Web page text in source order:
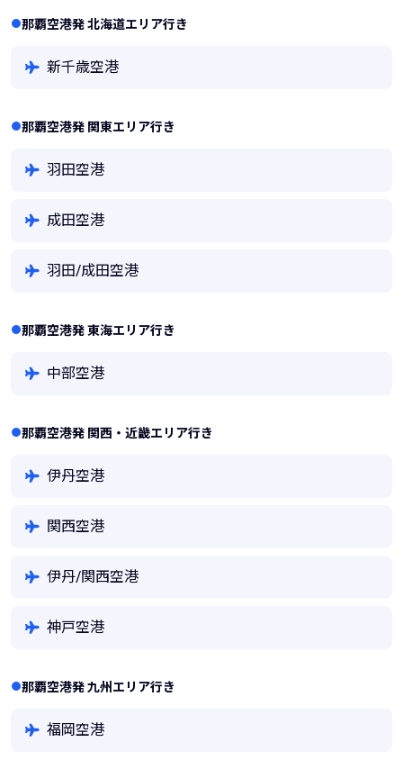
那覇空港発 北海道エリア行き
新千歳空港
那覇空港発 関東エリア行き
羽田空港
成田空港
羽田/成田空港
那覇空港発 東海エリア行き
中部空港
那覇空港発 関西・近畿エリア行き
伊丹空港
関西空港
伊丹/関西空港
神戸空港
那覇空港発 九州エリア行き
福岡空港